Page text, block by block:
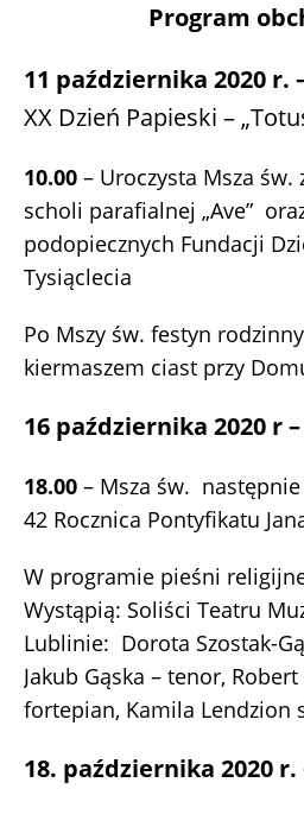
Program
11 października 2020 r.
XX Dzień Papieski –
10.00 – Uroczysta Msza
scholi parafialnej „Ave”
podopiecznych Fundacji
Tysiąclecia
Po Mszy św. festyn
kiermaszem ciast przy
16 października 2020 r
18.00 – Msza św.
42 Rocznica Pontyfikatu
W programie pieśni
Wystąpią: Soliści Teatru
Lublinie: Dorota Szostak-
Jakub Gąska – tenor,
fortepian, Kamila Lendzion
18. października 2020